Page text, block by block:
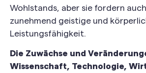
Wohlstands, aber sie fordern
zunehmend geistige und
Leistungsfähigkeit.
Die Zuwächse und
Wissenschaft, Technologie,